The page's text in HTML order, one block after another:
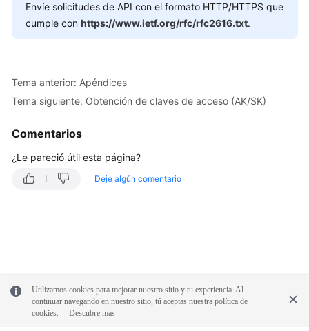
de
las
API
a
APIs
Pasos
Las
Permisos
y
acciones
Envíe solicitudes de API con el formato HTTP/HTTPS que
cumple con https://www.ietf.org/rfc/rfc2616.txt.
Tema anterior: Apéndices
Tema siguiente: Obtención de claves de acceso (AK/SK)
Comentarios
¿Le pareció útil esta página?
Deje algún comentario
Utilizamos cookies para mejorar nuestro sitio y tu experiencia. Al
continuar navegando en nuestro sitio, tú aceptas nuestra política de
cookies.
Descubre más